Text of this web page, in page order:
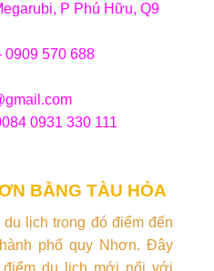
P Phú Hữu, Q9
0909 570 688
0931 330 111
BẰNG TÀU HỎA
lịch trong đó điểm đến
phố quy Nhơn. Đây
điểm du lịch mới nổi với